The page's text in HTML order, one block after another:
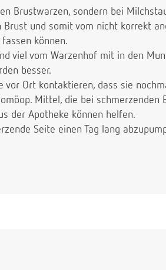
Brustwarzen, sondern bei
und somit vom nicht korrekt
können.
viel vom Warzenhof mit in den
besser.
Ort kontaktieren, dass sie
Mittel, die bei schmerzenden
der Apotheke können helfen.
Seite einen Tag lang